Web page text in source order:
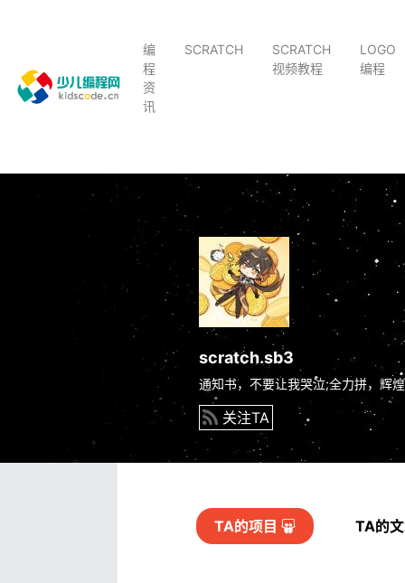
编
程
资
讯
SCRATCH
SCRATCH
视频教程
LOGO
编程
scratch.sb3
通知书，不要让我哭泣;全力拼，辉
关注TA
TA的项目 TA的